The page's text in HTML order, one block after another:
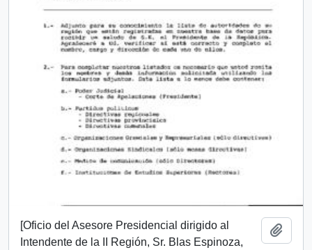
[Oficio del Asesore Presidencial dirigido al
Intendente de la II Región, Sr. Blas Espinoza,